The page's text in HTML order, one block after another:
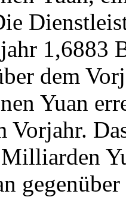
1,6883
dem
Yuan
Vorjahr.